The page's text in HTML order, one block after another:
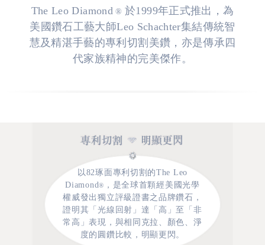
The Leo Diamond® 於1999年正式推出，為
美國鑽石工藝大師Leo Schachter集結傳統智
慧及精湛手藝的專利切割美鑽，亦是傳承四
代家族精神的完美傑作。
以82琢面專利切割的The Leo
Diamond®
，是全球首顆經美國光學
權威發出獨立評級證書之品牌鑽石，
證明其「光線回射」達「高」至「非
常高」表現，與相同克拉、顏色、淨
度的圓鑽比較，明顯更閃。